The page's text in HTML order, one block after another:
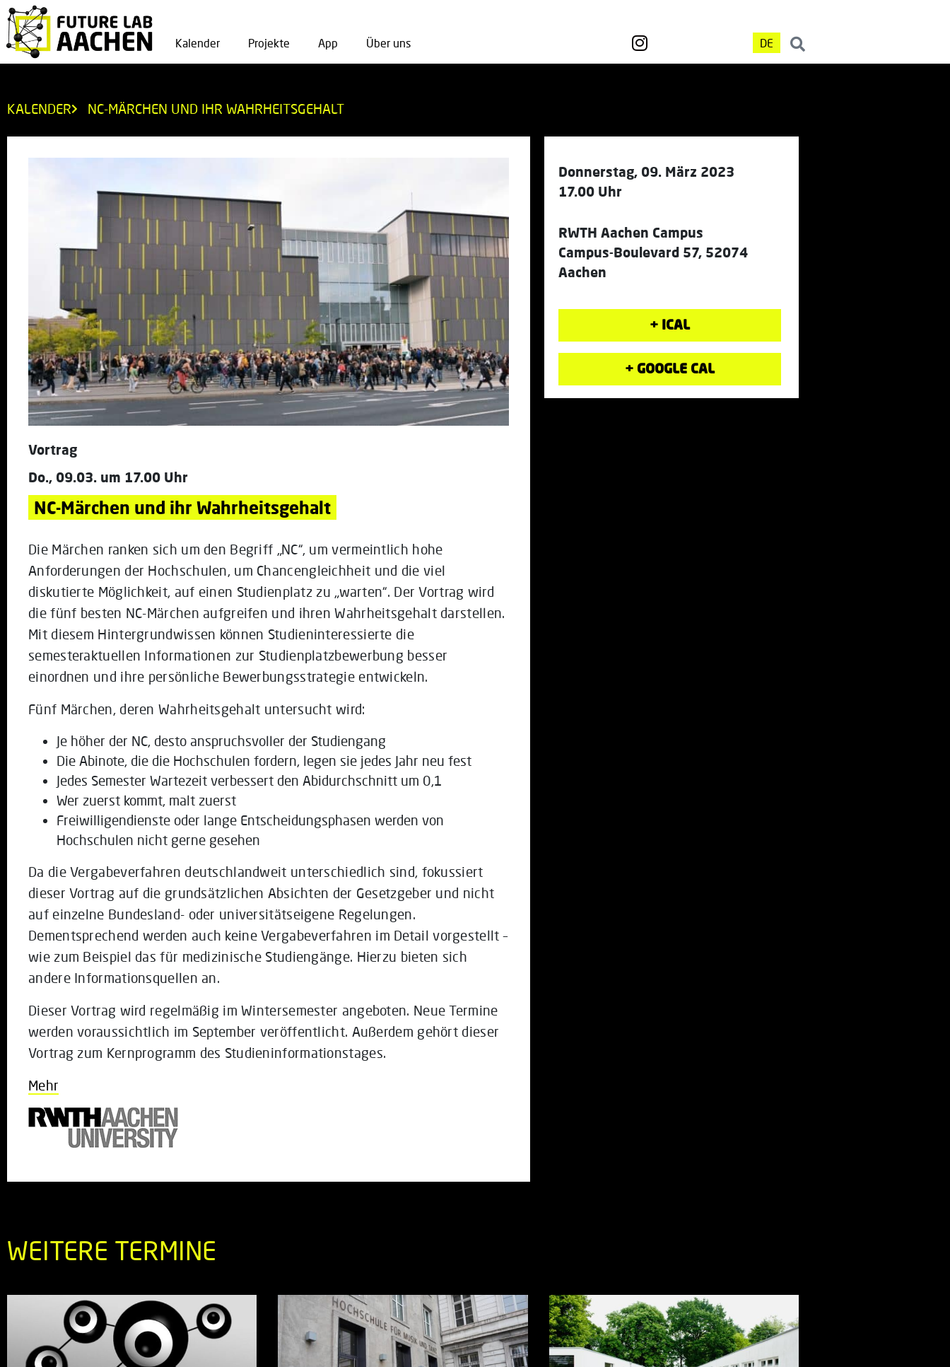
Kalender Projekte App Über uns DE
KALENDER NC-MÄRCHEN UND IHR WAHRHEITSGEHALT
Vortrag
Do., 09.03. um 17.00 Uhr
NC-Märchen und ihr Wahrheitsgehalt
Die Märchen ranken sich um den Begriff „NC“, um vermeintlich hohe
Anforderungen der Hochschulen, um Chancengleichheit und die viel
diskutierte Möglichkeit, auf einen Studienplatz zu „warten“. Der Vortrag wird
die fünf besten NC-Märchen aufgreifen und ihren Wahrheitsgehalt darstellen.
Mit diesem Hintergrundwissen können Studieninteressierte die
semesteraktuellen Informationen zur Studienplatzbewerbung besser
einordnen und ihre persönliche Bewerbungsstrategie entwickeln.
Fünf Märchen, deren Wahrheitsgehalt untersucht wird:
Je höher der NC, desto anspruchsvoller der Studiengang
Die Abinote, die die Hochschulen fordern, legen sie jedes Jahr neu fest
Jedes Semester Wartezeit verbessert den Abidurchschnitt um 0,1
Wer zuerst kommt, malt zuerst
Freiwilligendienste oder lange Entscheidungsphasen werden von
Hochschulen nicht gerne gesehen
Da die Vergabeverfahren deutschlandweit unterschiedlich sind, fokussiert
dieser Vortrag auf die grundsätzlichen Absichten der Gesetzgeber und nicht
auf einzelne Bundesland- oder universitätseigene Regelungen.
Dementsprechend werden auch keine Vergabeverfahren im Detail vorgestellt –
wie zum Beispiel das für medizinische Studiengänge. Hierzu bieten sich
andere Informationsquellen an.
Dieser Vortrag wird regelmäßig im Wintersemester angeboten. Neue Termine
werden voraussichtlich im September veröffentlicht. Außerdem gehört dieser
Vortrag zum Kernprogramm des Studieninformationstages.
Mehr
Donnerstag, 09. März 2023
17.00 Uhr
RWTH Aachen Campus
Campus-Boulevard 57, 52074
Aachen
+ ICAL
+ GOOGLE CAL
WEITERE TERMINE